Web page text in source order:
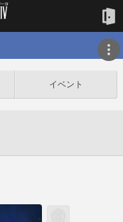
イベント